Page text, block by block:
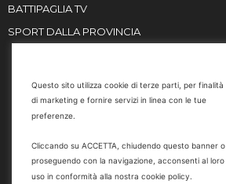
BATTIPAGLIA TV
SPORT DALLA PROVINCIA
Email
marketing@battipaglia1929.it
carminegaldi@virgilio.it
Questo sito utilizza cookie di terze parti, per finalità
di marketing e fornire servizi in linea con le tue
preferenze.
Cliccando su ACCETTA, chiudendo questo banner o
proseguendo con la navigazione, acconsenti al loro
uso in conformità alla nostra cookie policy.